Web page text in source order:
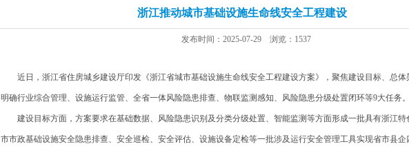
浙江推动城市基础设施生命线安全工程建设
发布时间：2025-07-29 浏览：1537
近日，浙江省住房城乡建设厅印发《浙江省城市基础设施生命线安全工程建设方案》，聚焦建设目标、总体
明确行业综合管理、设施运行监管、全省一体风险隐患排查、物联监测感知、风险隐患分级处置闭环等9大任务。
建设目标方面，方案要求在基础数据、风险隐患识别及分类分级处置、智能监测等方面形成一批具有浙江特
市市政基础设施安全隐患排查、安全巡检、安全评估、设施设备定检等一批涉及运行安全管理工具实现省市县企